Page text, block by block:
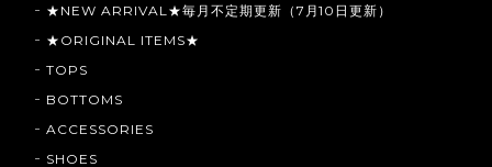
★NEW ARRIVAL★毎月不定期更新（7月10日更新）
★ORIGINAL ITEMS★
TOPS
BOTTOMS
ACCESSORIES
SHOES